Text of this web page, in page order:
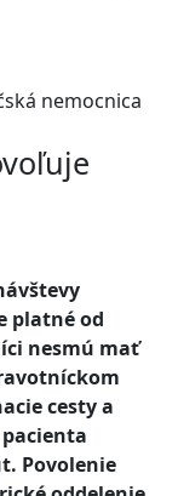
nemocnica
platné od
nesmú mať
cesty a
Povolenie